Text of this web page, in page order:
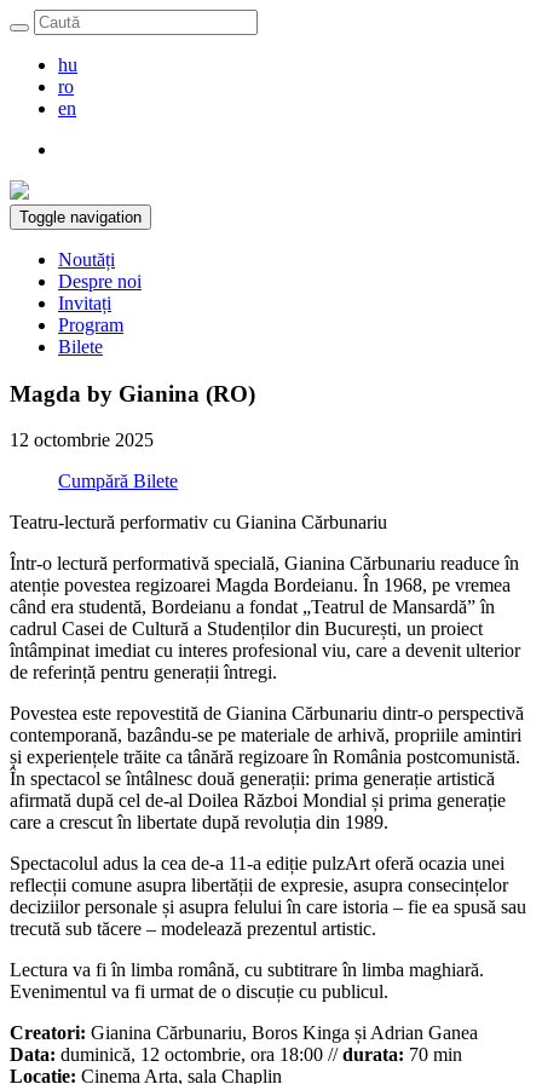
hu
ro
en
Toggle navigation
Noutăți
Despre noi
Invitați
Program
Bilete
Magda by Gianina (RO)
12 octombrie 2025
Cumpără Bilete
Teatru-lectură performativ cu Gianina Cărbunariu
Într-o lectură performativă specială, Gianina Cărbunariu readuce în
atenție povestea regizoarei Magda Bordeianu. În 1968, pe vremea
când era studentă, Bordeianu a fondat „Teatrul de Mansardă” în
cadrul Casei de Cultură a Studenților din București, un proiect
întâmpinat imediat cu interes profesional viu, care a devenit ulterior
de referință pentru generații întregi.
Povestea este repovestită de Gianina Cărbunariu dintr-o perspectivă
contemporană, bazându-se pe materiale de arhivă, propriile amintiri
și experiențele trăite ca tânără regizoare în România postcomunistă.
În spectacol se întâlnesc două generații: prima generație artistică
afirmată după cel de-al Doilea Război Mondial și prima generație
care a crescut în libertate după revoluția din 1989.
Spectacolul adus la cea de-a 11-a ediție pulzArt oferă ocazia unei
reflecții comune asupra libertății de expresie, asupra consecințelor
deciziilor personale și asupra felului în care istoria – fie ea spusă sau
trecută sub tăcere – modelează prezentul artistic.
Lectura va fi în limba română, cu subtitrare în limba maghiară.
Evenimentul va fi urmat de o discuție cu publicul.
Creatori: Gianina Cărbunariu, Boros Kinga și Adrian Ganea
Data: duminică, 12 octombrie, ora 18:00 //durata: 70 min
Locație: Cinema Arta, sala Chaplin